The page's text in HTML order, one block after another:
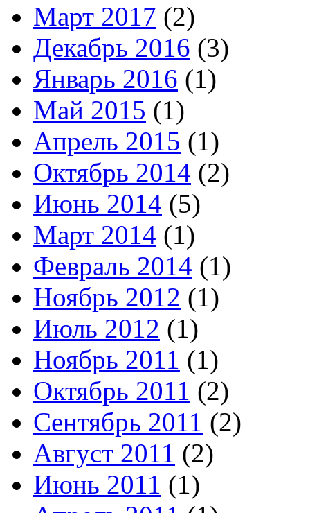
Март 2017 (2)
Декабрь 2016 (3)
Январь 2016 (1)
Май 2015 (1)
Апрель 2015 (1)
Октябрь 2014 (2)
Июнь 2014 (5)
Март 2014 (1)
Февраль 2014 (1)
Ноябрь 2012 (1)
Июль 2012 (1)
Ноябрь 2011 (1)
Октябрь 2011 (2)
Сентябрь 2011 (2)
Август 2011 (2)
Июнь 2011 (1)